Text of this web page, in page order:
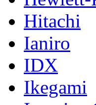
Hitachi
Ianiro
IDX
Ikegami